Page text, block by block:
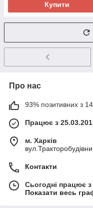
Купити
Про нас
93% позитивних з 14
Працює з
м. Харків
Контакти
Сьогодні працює
Показати весь